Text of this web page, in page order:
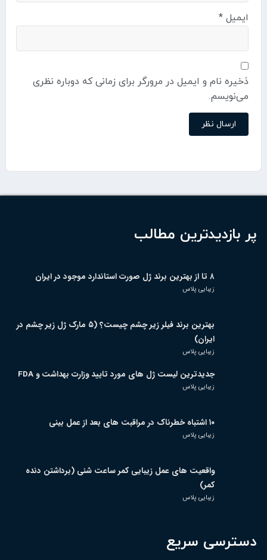
ایمیل*
ذخیره نام و ایمیل در مرورگر برای زمانی که دوباره نظری
می‌نویسم.
پر بازدیدترین مطالب
۸ تا از بهترین برند ژل صورت استاندارد موجود در ایران
زیبایی پلاس
بهترین برند فیلر زیر چشم چیست؟ (۵ مارک ژل زیر چشم در
ایران)
زیبایی پلاس
جدیدترین لیست ژل های مورد تایید وزارت بهداشت و FDA
زیبایی پلاس
۱۰ اشتباه خطرناک در مراقبت های بعد از عمل بینی
زیبایی پلاس
واقعیت های عمل زیبایی کمر ساعت شنی (برداشتن دنده
کمر)
زیبایی پلاس
دسترسی سریع